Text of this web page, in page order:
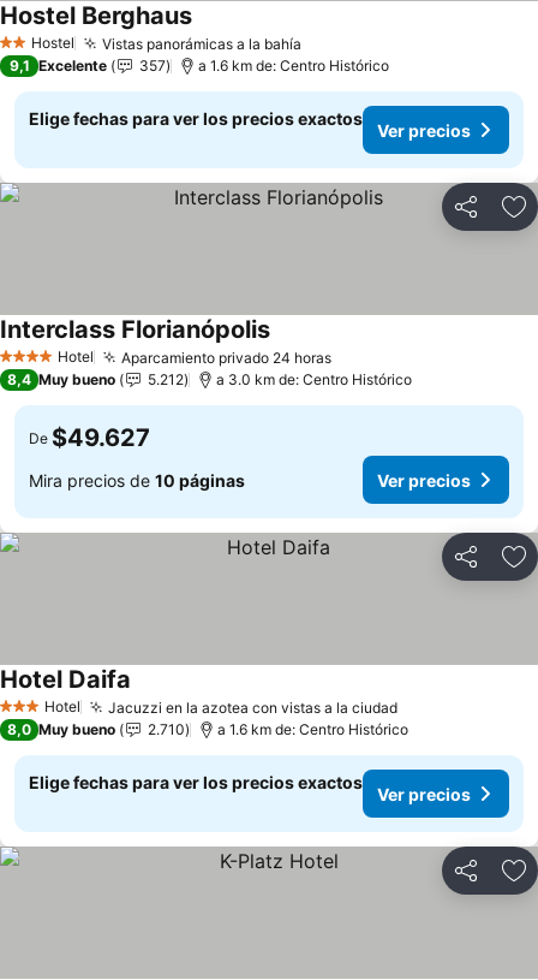
2 Estrellas
Hostel Vistas panorámicas a la bahía
Hostel BerghausVer precios
9,1 Excelente 357 a 1.6 km de: Centro Histórico
Elige fechas para ver los precios exactos
Ver precios
Compartir
4 EstrellasHotel Aparcamiento privado 24 horasVer precios
Interclass FlorianópolisVer precios
8,4 Muy bueno 5.212 a 3.0 km de: Centro Histórico
De $49.627
Mira precios de 10 páginas Ver precios
Compartir
3 Estrellas
Hotel Jacuzzi en la azotea con vistas a la ciudadVer precios
Hotel Daifa
8,0 Muy bueno 2.710 a 1.6 km de: Centro Histórico
Elige fechas para ver los precios exactos
Ver precios
Compartir